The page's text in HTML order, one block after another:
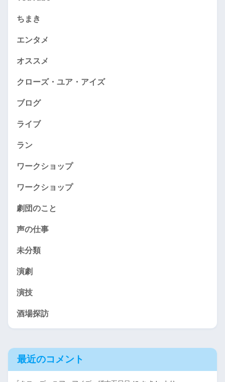
ちまき
エンタメ
オススメ
クローズ・ユア・アイズ
ブログ
ライブ
ラン
ワークショップ
ワークショップ
劇団のこと
声の仕事
未分類
演劇
演技
酒場探訪
最近のコメント